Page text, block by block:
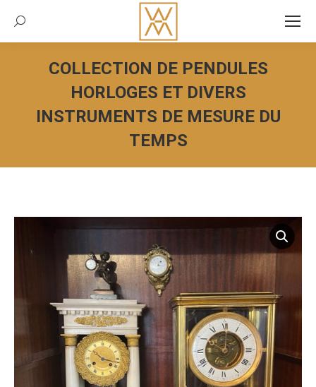
Recherche:
COLLECTION DE PENDULES
HORLOGES ET DIVERS
INSTRUMENTS DE MESURE DU
TEMPS
Vous êtes ici :